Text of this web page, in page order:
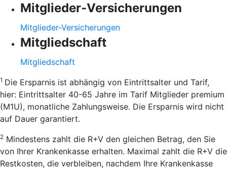
Mitglieder-Versicherungen
Mitglieder-Versicherungen
Mitgliedschaft
Mitgliedschaft
1 Die Ersparnis ist abhängig von Eintrittsalter und Tarif,
hier: Eintrittsalter 40-65 Jahre im Tarif Mitglieder premium
(M1U), monatliche Zahlungsweise. Die Ersparnis wird nicht
auf Dauer garantiert.
2 Mindestens zahlt die R+V den gleichen Betrag, den Sie
von Ihrer Krankenkasse erhalten. Maximal zahlt die R+V die
Restkosten, die verbleiben, nachdem Ihre Krankenkasse